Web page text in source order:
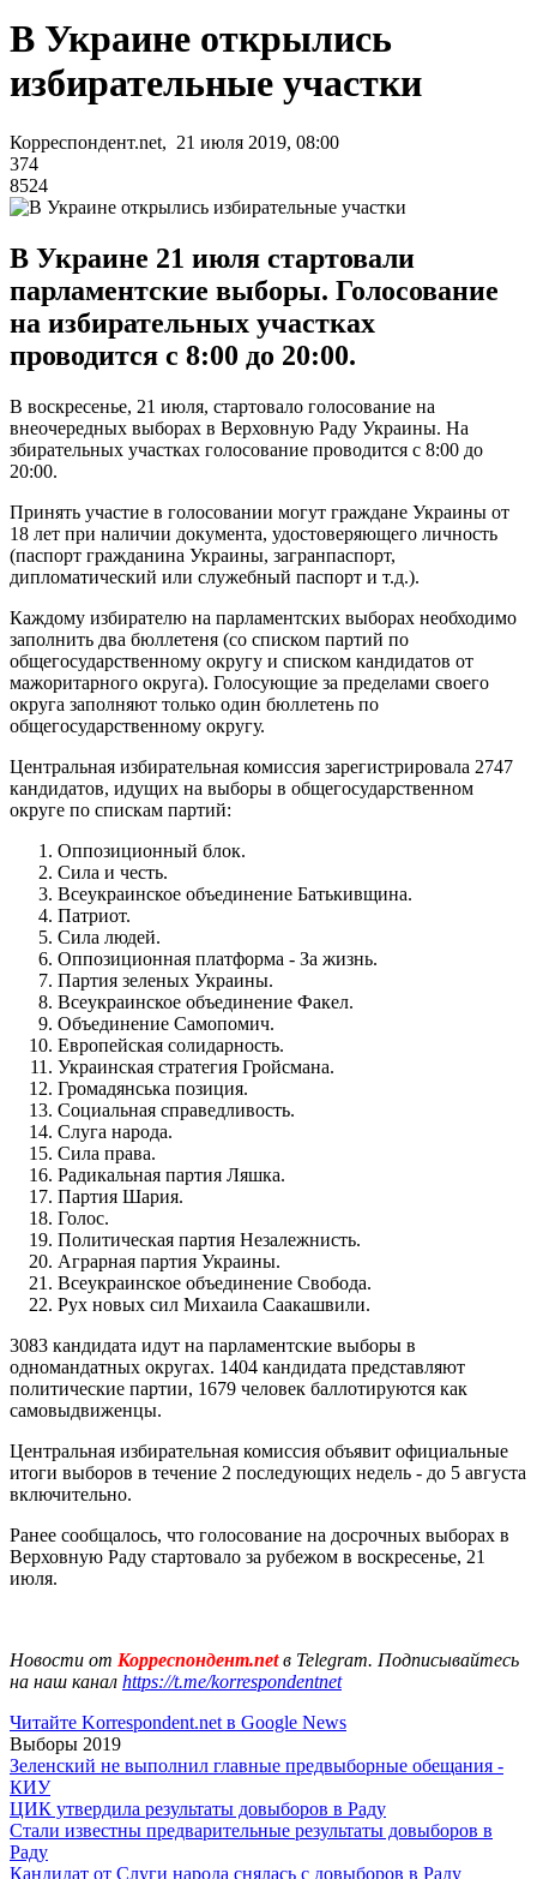
В Украине открылись
избирательные участки
Корреспондент.net, 21 июля 2019, 08:00
374
8524
В Украине 21 июля стартовали
парламентские выборы. Голосование
на избирательных участках
проводится с 8:00 до 20:00.
В воскресенье, 21 июля, стартовало голосование на
внеочередных выборах в Верховную Раду Украины. На
збирательных участках голосование проводится с 8:00 до
20:00.
Принять участие в голосовании могут граждане Украины от
18 лет при наличии документа, удостоверяющего личность
(паспорт гражданина Украины, загранпаспорт,
дипломатический или служебный паспорт и т.д.).
Каждому избирателю на парламентских выборах необходимо
заполнить два бюллетеня (со списком партий по
общегосударственному округу и списком кандидатов от
мажоритарного округа). Голосующие за пределами своего
округа заполняют только один бюллетень по
общегосударственному округу.
Центральная избирательная комиссия зарегистрировала 2747
кандидатов, идущих на выборы в общегосударственном
округе по спискам партий:
Оппозиционный блок.
Сила и честь.
Всеукраинское объединение Батькивщина.
Патриот.
Сила людей.
Оппозиционная платформа - За жизнь.
Партия зеленых Украины.
Всеукраинское объединение Факел.
Объединение Самопомич.
Европейская солидарность.
Украинская стратегия Гройсмана.
Громадянська позиция.
Социальная справедливость.
Слуга народа.
Сила права.
Радикальная партия Ляшка.
Партия Шария.
Голос.
Политическая партия Незалежнисть.
Аграрная партия Украины.
Всеукраинское объединение Свобода.
Рух новых сил Михаила Саакашвили.
3083 кандидата идут на парламентские выборы в
одномандатных округах. 1404 кандидата представляют
политические партии, 1679 человек баллотируются как
самовыдвиженцы.
Центральная избирательная комиссия объявит официальные
итоги выборов в течение 2 последующих недель - до 5 августа
включительно.
Ранее сообщалось, что голосование на досрочных выборах в
Верховную Раду стартовало за рубежом в воскресенье, 21
июля.
Новости от Корреспондент.netв Telegram. Подписывайтесь
на наш канал https://t.me/korrespondentnet
Читайте Korrespondent.net в Google News
Выборы 2019
Зеленский не выполнил главные предвыборные обещания -
КИУ
ЦИК утвердила результаты довыборов в Раду
Стали известны предварительные результаты довыборов в
Раду
Кандидат от Слуги народа снялась с довыборов в Раду